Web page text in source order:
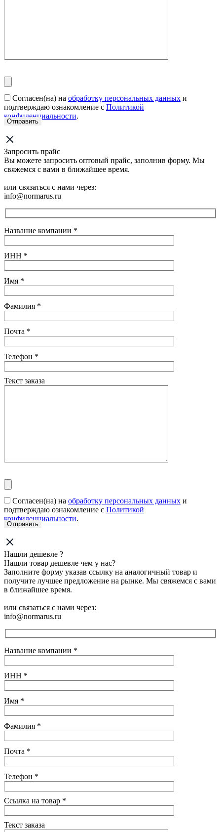
Согласен(на) на обработку персональных данных и
подтверждаю ознакомление с Политикой
конфиденциальности.
Запросить прайс
Вы можете запросить оптовый прайс, заполнив форму. Мы
свяжемся с вами в ближайшее время.
или связаться с нами через:
info@normarus.ru
Название компании *
ИНН *
Имя *
Фамилия *
Почта *
Телефон *
Текст заказа
Согласен(на) на обработку персональных данных и
подтверждаю ознакомление с Политикой
конфиденциальности.
Нашли дешевле ?
Нашли товар дешевле чем у нас?
Заполните форму указав ссылку на аналогичный товар и
получите лучшее предложение на рынке. Мы свяжемся с вами
в ближайшее время.
или связаться с нами через:
info@normarus.ru
Название компании *
ИНН *
Имя *
Фамилия *
Почта *
Телефон *
Ссылка на товар *
Текст заказа